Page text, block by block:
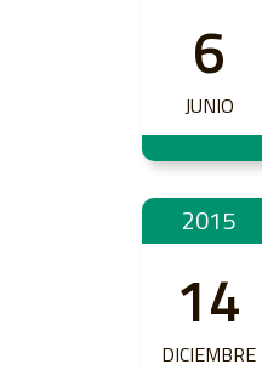
6
JUNIO
2015
14
DICIEMBRE